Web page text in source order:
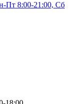
Пт 8:00-21:00, Сб